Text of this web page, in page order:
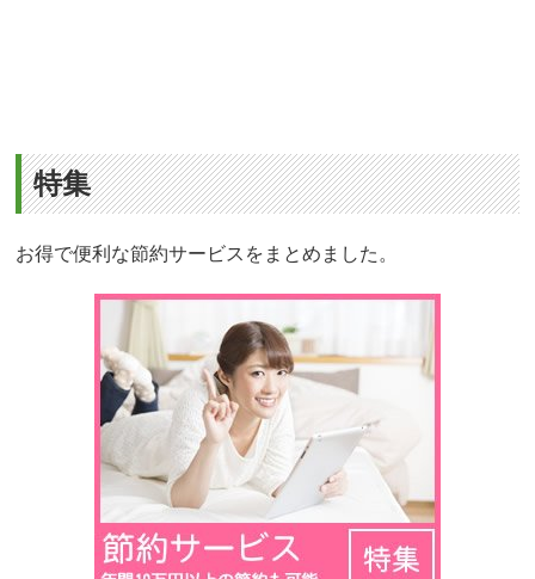
特集
お得で便利な節約サービスをまとめました。